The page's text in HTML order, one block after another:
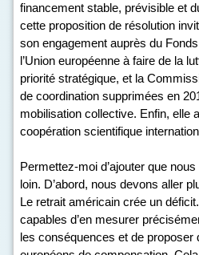
financement stable, prévisible et
cette proposition de résolution
son engagement auprès du
l’Union européenne à faire de la
priorité stratégique, et la
de coordination supprimées en
mobilisation collective. Enfin, elle
coopération scientifique
Permettez-moi d’ajouter que
loin. D’abord, nous devons aller
Le retrait américain crée un
capables d’en mesurer
les conséquences et de proposer